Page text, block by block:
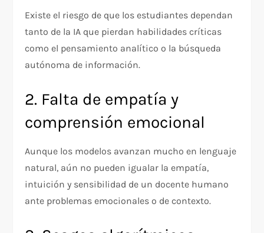
Existe el riesgo de que los estudiantes dependan
tanto de la IA que pierdan habilidades críticas
como el pensamiento analítico o la búsqueda
autónoma de información.
2. Falta de empatía y
comprensión emocional
Aunque los modelos avanzan mucho en lenguaje
natural, aún no pueden igualar la empatía,
intuición y sensibilidad de un docente humano
ante problemas emocionales o de contexto.